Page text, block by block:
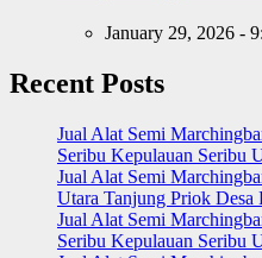
January 29, 2026 -
Recent Posts
Jual Alat Semi
Seribu Kepulauan Seribu
Jual Alat Semi
Utara Tanjung Priok Desa
Jual Alat Semi
Seribu Kepulauan Seribu